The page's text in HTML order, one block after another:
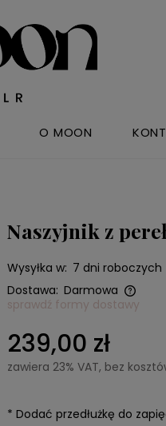
O MOON
Naszyjnik z
Wysyłka w: 7 dni roboczych
Dostawa: Darmowa
ewentualnych
sprawdź formy dostawy
239,00 zł
zawiera 23% VAT, bez
* Dodać przedłużkę do